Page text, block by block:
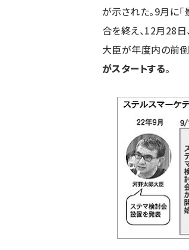
が示された。9月に
合を終え、12月28
大臣が年度内の前
がスタートする。